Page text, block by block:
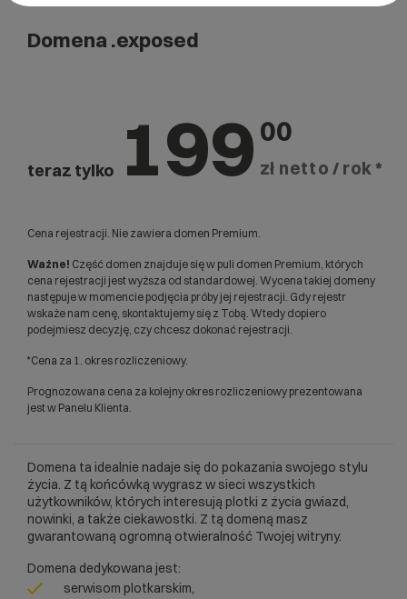
Domena .exposed
teraz tylko 199 00
zł netto / rok *
Cena rejestracji. Nie zawiera domen Premium.
Ważne! Część domen znajduje się w puli domen Premium, których
cena rejestracji jest wyższa od standardowej. Wycena takiej domeny
następuje w momencie podjęcia próby jej rejestracji. Gdy rejestr
wskaże nam cenę, skontaktujemy się z Tobą. Wtedy dopiero
podejmiesz decyzję, czy chcesz dokonać rejestracji.
*Cena za 1. okres rozliczeniowy.
Prognozowana cena za kolejny okres rozliczeniowy prezentowana
jest w Panelu Klienta.
Domena ta idealnie nadaje się do pokazania swojego stylu
życia. Z tą końcówką wygrasz w sieci wszystkich
użytkowników, których interesują plotki z życia gwiazd,
nowinki, a także ciekawostki. Z tą domeną masz
gwarantowaną ogromną otwieralność Twojej witryny.
Domena dedykowana jest:
serwisom plotkarskim,